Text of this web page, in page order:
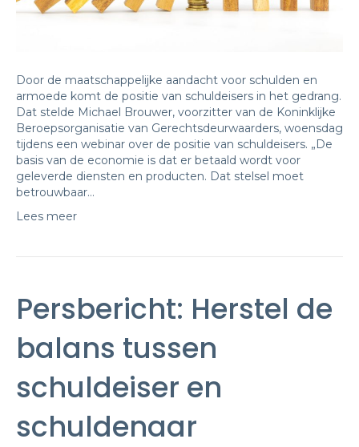
Door de maatschappelijke aandacht voor schulden en
armoede komt de positie van schuldeisers in het gedrang.
Dat stelde Michael Brouwer, voorzitter van de Koninklijke
Beroepsorganisatie van Gerechtsdeurwaarders, woensdag
tijdens een webinar over de positie van schuldeisers. „De
basis van de economie is dat er betaald wordt voor
geleverde diensten en producten. Dat stelsel moet
betrouwbaar…
Lees meer
Persbericht: Herstel de
balans tussen
schuldeiser en
schuldenaar